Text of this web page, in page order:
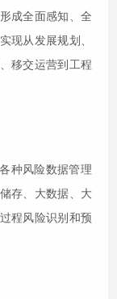
成全面感知、全
现从发展规划、
移交运营到工程
种风险数据管理
存、大数据、大
程风险识别和预